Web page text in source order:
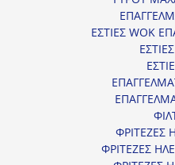
ΕΣΤΙΕΣ WOK
ΦΡΙΤΕΖΕΣ
ΦΡΙΤΕΖΕΣ